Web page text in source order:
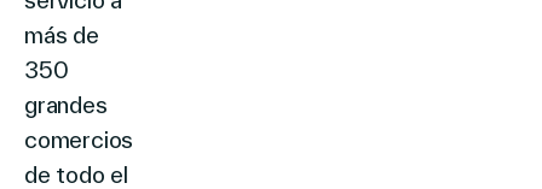
más de
350
grandes
comercios
de todo el